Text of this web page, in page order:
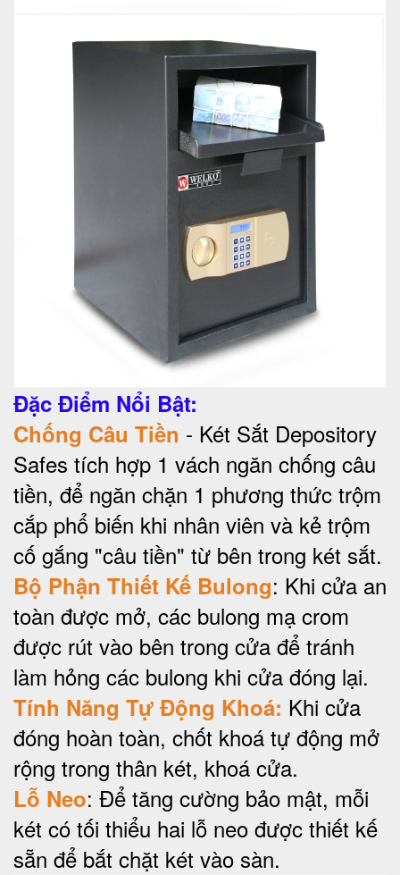
Đặc Điểm Nổi Bật:
Chống Câu Tiền - Két Sắt Depository
Safes tích hợp 1 vách ngăn chống câu
tiền, để ngăn chặn 1 phương thức trộm
cắp phổ biến khi nhân viên và kẻ trộm
cố gắng "câu tiền" từ bên trong két sắt.
Bộ Phận Thiết Kế Bulong: Khi cửa an
toàn được mở, các bulong mạ crom
được rút vào bên trong cửa để tránh
làm hỏng các bulong khi cửa đóng lại.
Tính Năng Tự Động Khoá: Khi cửa
đóng hoàn toàn, chốt khoá tự động mở
rộng trong thân két, khoá cửa.
Lỗ Neo: Để tăng cường bảo mật, mỗi
két có tối thiểu hai lỗ neo được thiết kế
sẵn để bắt chặt két vào sàn.